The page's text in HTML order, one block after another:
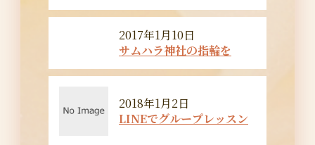
2017年1月10日
サムハラ神社の指輪を
2018年1月2日
LINEでグループレッスン